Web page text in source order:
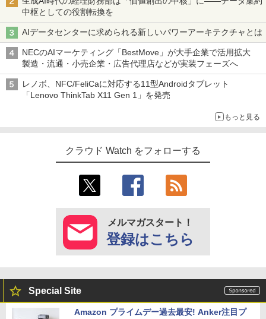
中枢としての役割転換を
AIデータセンターに求められる新しいパワーアーキテクチャとは
NECのAIマーケティング「BestMove」が大手企業で活用拡大
製造・流通・小売企業・広告代理店などが実装フェーズへ
レノボ、NFC/FeliCaに対応する11型Androidタブレット
「Lenovo ThinkTab X11 Gen 1」を発売
もっと見る
クラウド Watch をフォローする
メルマガスタート！
登録はこちら
Special Site
Amazon プライムデー過去最安! Anker注目プ